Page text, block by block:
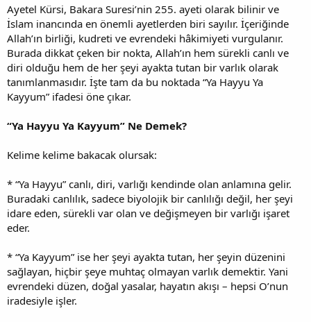
Ayetel Kürsi, Bakara Suresi’nin 255. ayeti olarak bilinir ve
İslam inancında en önemli ayetlerden biri sayılır. İçeriğinde
Allah’ın birliği, kudreti ve evrendeki hâkimiyeti vurgulanır.
Burada dikkat çeken bir nokta, Allah’ın hem sürekli canlı ve
diri olduğu hem de her şeyi ayakta tutan bir varlık olarak
tanımlanmasıdır. İşte tam da bu noktada “Ya Hayyu Ya
Kayyum” ifadesi öne çıkar.
“Ya Hayyu Ya Kayyum” Ne Demek?
Kelime kelime bakacak olursak:
* “Ya Hayyu” canlı, diri, varlığı kendinde olan anlamına gelir.
Buradaki canlılık, sadece biyolojik bir canlılığı değil, her şeyi
idare eden, sürekli var olan ve değişmeyen bir varlığı işaret
eder.
* “Ya Kayyum” ise her şeyi ayakta tutan, her şeyin düzenini
sağlayan, hiçbir şeye muhtaç olmayan varlık demektir. Yani
evrendeki düzen, doğal yasalar, hayatın akışı – hepsi O’nun
iradesiyle işler.